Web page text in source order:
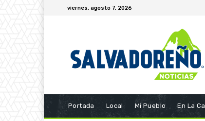
viernes, agosto 7, 2026
Portada Local Mi Pueblo En La